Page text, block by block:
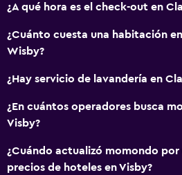
¿A qué hora es el check-out en
¿Cuánto cuesta una habitación
Wisby?
¿Hay servicio de lavandería en
¿En cuántos operadores busca
Visby?
¿Cuándo actualizó momondo por
precios de hoteles en Visby?